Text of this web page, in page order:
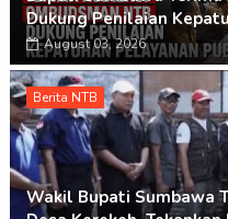
Dukung Penilaian
August 03, 2026
Berita NTB
Wakil Bupati Sumbawa